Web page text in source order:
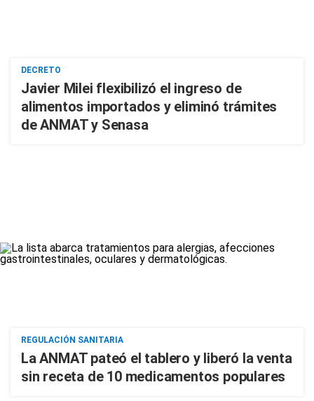
DECRETO
Javier Milei flexibilizó el ingreso de
alimentos importados y eliminó trámites
de ANMAT y Senasa
REGULACIÓN SANITARIA
La ANMAT pateó el tablero y liberó la venta
sin receta de 10 medicamentos populares